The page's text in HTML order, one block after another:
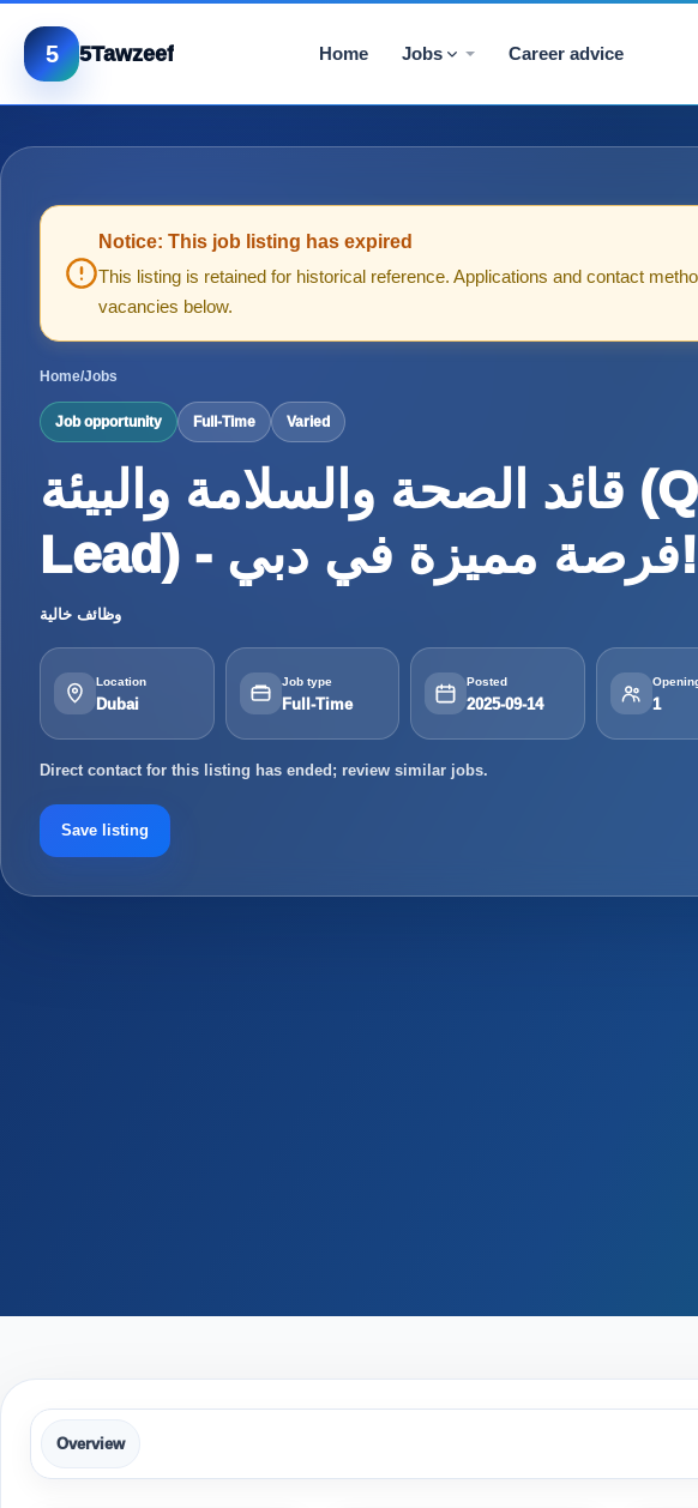
5 5Tawzeef Home Jobs Career advice
Notice: This job listing has expired
This listing is retained for historical reference. Applications and contact
vacancies below.
Home/Jobs
Job opportunity Full-Time Varied
قائد الصحة والسلامة والبيئة (QHSE
Lead) - فرصة مميزة في دبي!
وظائف خالية
Location
Dubai
Job type
Full-Time
Posted
2025-09-14 1
Direct contact for this listing has ended; review similar jobs.
Save listing
Overview